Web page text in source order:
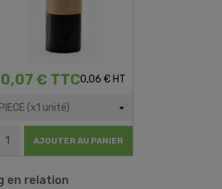
0,07 € TTC0,06 € HT
AJOUTER AU PANIER
en relation